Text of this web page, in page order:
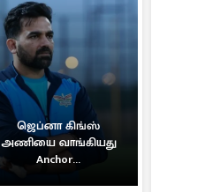
ஜெப்னா கிங்ஸ்
அணியை வாங்கியது
Anchor...